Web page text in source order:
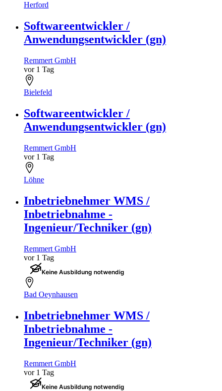
Herford
Softwareentwickler /
Anwendungsentwickler (gn)
Remmert GmbH
vor 1 Tag
Bielefeld
Softwareentwickler /
Anwendungsentwickler (gn)
Remmert GmbH
vor 1 Tag
Löhne
Inbetriebnehmer WMS /
Inbetriebnahme -
Ingenieur/Techniker (gn)
Remmert GmbH
vor 1 Tag
Keine Ausbildung notwendig
Bad Oeynhausen
Inbetriebnehmer WMS /
Inbetriebnahme -
Ingenieur/Techniker (gn)
Remmert GmbH
vor 1 Tag
Keine Ausbildung notwendig